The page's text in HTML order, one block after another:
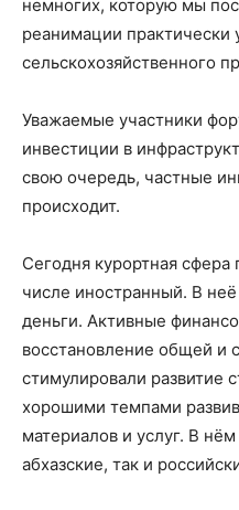
немногих, которую мы
реанимации практически
сельскохозяйственного
Уважаемые участники
инвестиции в
свою очередь, частные
происходит.
Сегодня курортная сфера
числе иностранный. В
деньги. Активные
восстановление общей и
стимулировали развитие
хорошими темпами
материалов и услуг. В
абхазские, так и